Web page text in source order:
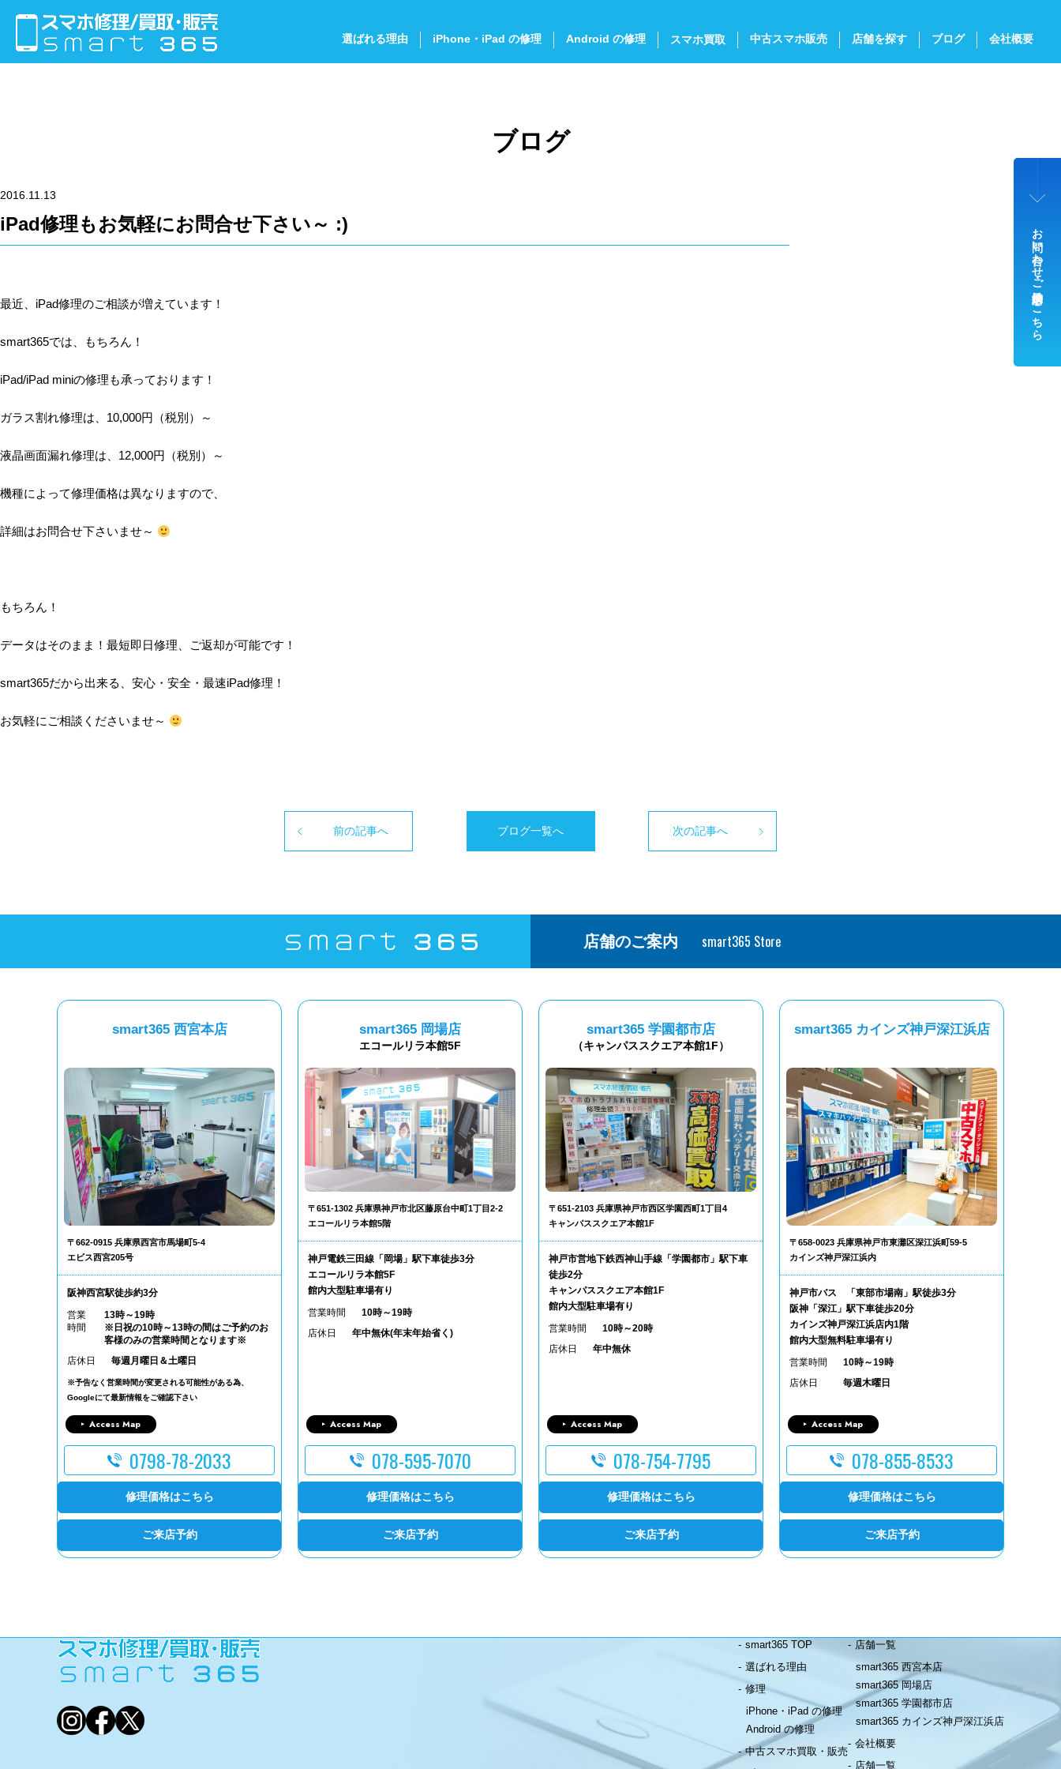
選ばれる理由 iPhone・iPad の修理 Android の修理 スマホ買取 中古スマホ販売 店舗を探す ブログ 会社概要
ブログ
2016.11.13
iPad修理もお気軽にお問合せ下さい～ :)
最近、iPad修理のご相談が増えています！
smart365では、もちろん！
iPad/iPad miniの修理も承っております！
ガラス割れ修理は、10,000円（税別）～
液晶画面漏れ修理は、12,000円（税別）～
機種によって修理価格は異なりますので、
詳細はお問合せ下さいませ～
もちろん！
データはそのまま！最短即日修理、ご返却が可能です！
smart365だから出来る、安心・安全・最速iPad修理！
お気軽にご相談くださいませ～
前の記事へ ブログ一覧へ 次の記事へ
店舗のご案内 smart365 Store
smart365 西宮本店
〒662-0915 兵庫県西宮市馬場町5-4
エビス西宮205号
阪神西宮駅徒歩約3分
営業
時間
13時～19時
※日祝の10時～13時の間はご予約のお
客様のみの営業時間となります※
店休日
毎週月曜日＆土曜日
※予告なく営業時間が変更される可能性がある為、
Googleにて最新情報をご確認下さい
Access Map
0798-78-2033
修理価格はこちら
ご来店予約
smart365 岡場店
エコールリラ本館5F
〒651-1302 兵庫県神戸市北区藤原台中町1丁目2-2
エコールリラ本館5階
神戸電鉄三田線「岡場」駅下車徒歩3分
エコールリラ本館5F
館内大型駐車場有り
営業時間
10時～19時
店休日
年中無休(年末年始省く)
Access Map
078-595-7070
修理価格はこちら
ご来店予約
smart365 学園都市店
（キャンパススクエア本館1F）
〒651-2103 兵庫県神戸市西区学園西町1丁目4
キャンパススクエア本館1F
神戸市営地下鉄西神山手線「学園都市」駅下車
徒歩2分
キャンパススクエア本館1F
館内大型駐車場有り
営業時間
10時～20時
店休日
年中無休
Access Map
078-754-7795
修理価格はこちら
ご来店予約
smart365 カインズ神戸深江浜店
〒658-0023 兵庫県神戸市東灘区深江浜町59-5
カインズ神戸深江浜内
神戸市バス 「東部市場南」駅徒歩3分
阪神「深江」駅下車徒歩20分
カインズ神戸深江浜店内1階
館内大型無料駐車場有り
営業時間
10時～19時
店休日
毎週木曜日
Access Map
078-855-8533
修理価格はこちら
ご来店予約
smart365 TOP
選ばれる理由
修理
iPhone・iPad の修理
Android の修理
中古スマホ買取・販売
店舗一覧
smart365 西宮本店
smart365 岡場店
smart365 学園都市店
smart365 カインズ神戸深江浜店
会社概要
店舗一覧
お問い合わせ・ご来店予約はこちら